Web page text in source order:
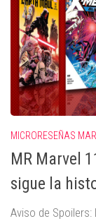
MICRORESEÑAS
MR Marvel
sigue la
Aviso de